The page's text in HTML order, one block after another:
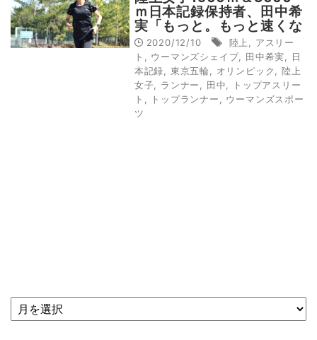
ｍ日本記録保持者、田中希
実「もっと。もっと速くな
りたい」＜ロングインタビ
ュー＞
2020/12/10 陸上
アスリー
ト
ウーマンズシェイプ, 田中希実
日
本記録
東京五輪 オリンピック
陸上
女子
ランナー 田中
トップアスリー
ト
トップランナー
ウーマンズスポー
ツ